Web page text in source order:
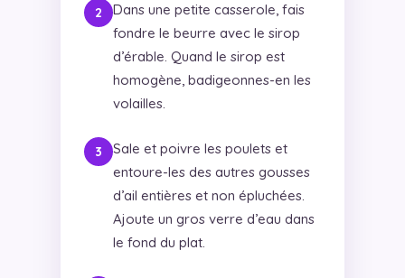
Dans une petite casserole, fais
fondre le beurre avec le sirop
d’érable. Quand le sirop est
homogène, badigeonnes-en les
volailles.
Sale et poivre les poulets et
entoure-les des autres gousses
d’ail entières et non épluchées.
Ajoute un gros verre d’eau dans
le fond du plat.